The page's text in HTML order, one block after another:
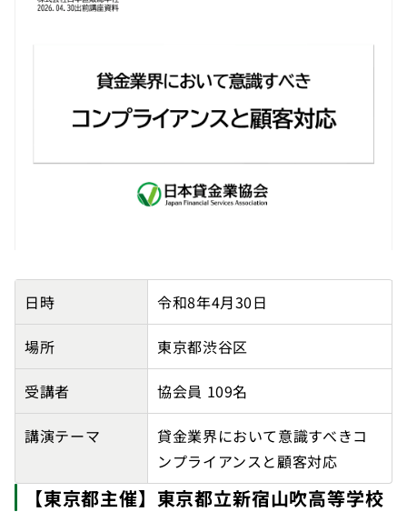
株式会社日本直販総本社の講師派遣実績詳細
日時 令和8年4月30日
場所 東京都渋谷区
受講者 協会員 109名
講演テーマ
貸金業界において意識すべきコ
ンプライアンスと顧客対応
【東京都主催】東京都立新宿山吹高等学校